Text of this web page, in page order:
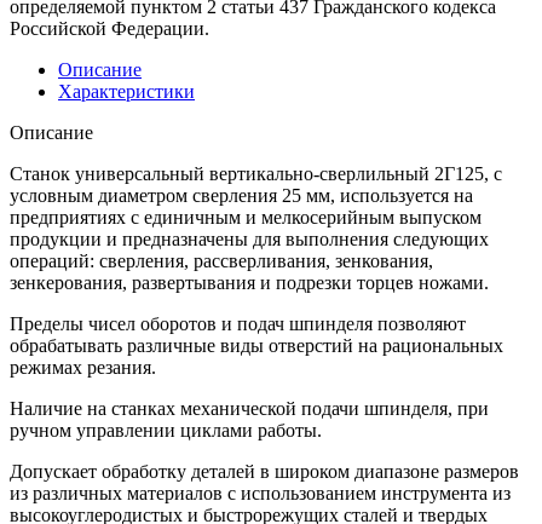
определяемой пунктом 2 статьи 437 Гражданского кодекса
Российской Федерации.
Описание
Характеристики
Описание
Станок универсальный вертикально-сверлильный 2Г125, с
условным диаметром сверления 25 мм, используется на
предприятиях с единичным и мелкосерийным выпуском
продукции и предназначены для выполнения следующих
операций: сверления, рассверливания, зенкования,
зенкерования, развертывания и подрезки торцев ножами.
Пределы чисел оборотов и подач шпинделя позволяют
обрабатывать различные виды отверстий на рациональных
режимах резания.
Наличие на станках механической подачи шпинделя, при
ручном управлении циклами работы.
Допускает обработку деталей в широком диапазоне размеров
из различных материалов с использованием инструмента из
высокоуглеродистых и быстрорежущих сталей и твердых